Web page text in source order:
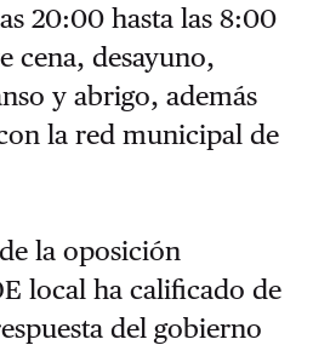
20:00 hasta las 8:00
cena, desayuno,
y abrigo, además
la red municipal de
la oposición
local ha calificado de
del gobierno